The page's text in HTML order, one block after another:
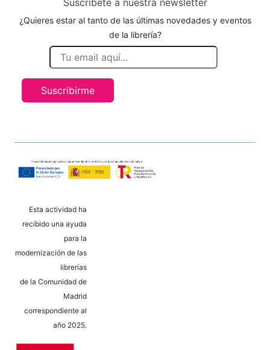
Suscríbete a nuestra newsletter
¿Quieres estar al tanto de las últimas novedades y eventos
de la librería?
Suscribirme
Esta actividad ha
recibido una ayuda
para la
modernización de las
librerías
de la Comunidad de
Madrid
correspondiente al
año 2025.